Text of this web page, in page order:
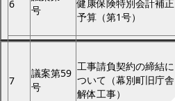
6
号
健康保険特別会計補正
予算（第1号）
7
議案第59
号
工事請負契約の締結に
ついて（幕別町旧庁舎
解体工事）